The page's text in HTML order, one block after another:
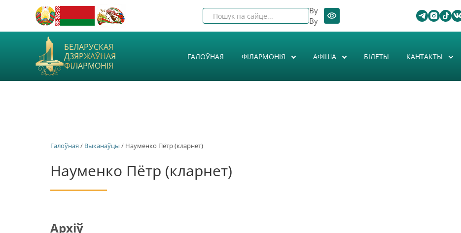
By
By
БЕЛАРУСКАЯ
ДЗЯРЖАЎНАЯ
ФІЛАРМОНІЯ
ГАЛОЎНАЯ ФІЛАРМОНІЯ АФIША БІЛЕТЫ КАНТАКТЫ
Галоўная / Выканаўцы / Науменко Пётр (кларнет)
Науменко Пётр (кларнет)
Архіў